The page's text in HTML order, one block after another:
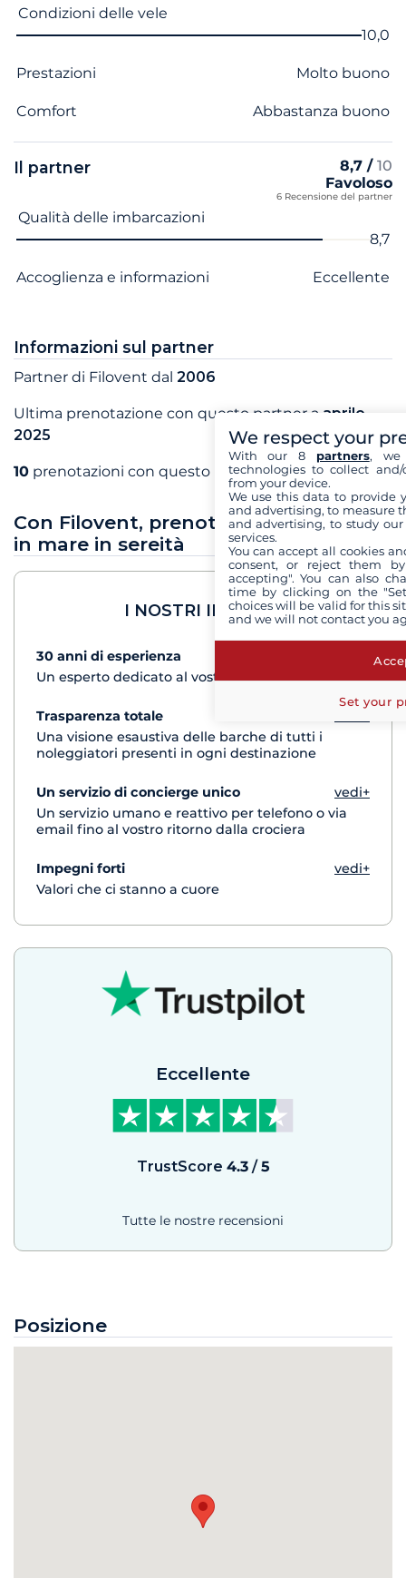
Condizioni delle vele
10,0
Prestazioni Molto buono
Comfort Abbastanza buono
Il partner 8,7 / 10
Favoloso
6 Recensione del partner
Nome del criterio Voto
Qualità delle imbarcazioni
8,7
Accoglienza e informazioni Eccellente
Informazioni sul partner
Partner di Filovent dal 2006
Ultima prenotazione con questo partner a aprile
2025
10 prenotazioni con questo partner
Con Filovent, prenota le tue vacanze
in mare in sereità
I NOSTRI IMPEGNI
30 anni di esperienza
Un esperto dedicato al vostro progetto di crociera
Trasparenza totale
Una visione esaustiva delle barche di tutti i
noleggiatori presenti in ogni destinazione
Un servizio di concierge unico
vedi+
Un servizio umano e reattivo per telefono o via
email fino al vostro ritorno dalla crociera
Impegni forti
vedi+
Valori che ci stanno a cuore
Eccellente
TrustScore 4.3/ 5
Tutte le nostre recensioni
Posizione
We respect your
With our 8 partners, we
technologies to collect
from your device.
We use this data to provide
and advertising, to measure
and advertising, to study
services.
You can accept all cookies
consent, or reject them
accepting". You can also
time by clicking on the
choices will be valid for this
and we will not contact you
Set your